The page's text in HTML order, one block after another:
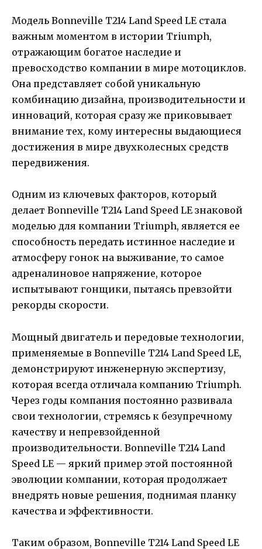
Модель Bonneville T214 Land Speed LE стала
важным моментом в истории Triumph,
отражающим богатое наследие и
превосходство компании в мире мотоциклов.
Она представляет собой уникальную
комбинацию дизайна, производительности и
инноваций, которая сразу же приковывает
внимание тех, кому интересны выдающиеся
достижения в мире двухколесных средств
передвижения.
Одним из ключевых факторов, который
делает Bonneville T214 Land Speed LE знаковой
моделью для компании Triumph, является ее
способность передать истинное наследие и
атмосферу гонок на выживание, то самое
адреналиновое напряжение, которое
испытывают гонщики, пытаясь превзойти
рекорды скорости.
Мощный двигатель и передовые технологии,
применяемые в Bonneville T214 Land Speed LE,
демонстрируют инженерную экспертизу,
которая всегда отличала компанию Triumph.
Через годы компания постоянно развивала
свои технологии, стремясь к безупречному
качеству и непревзойденной
производительности. Bonneville T214 Land
Speed LE — яркий пример этой постоянной
эволюции компании, которая продолжает
внедрять новые решения, поднимая планку
качества и эффективности.
Таким образом, Bonneville T214 Land Speed LE